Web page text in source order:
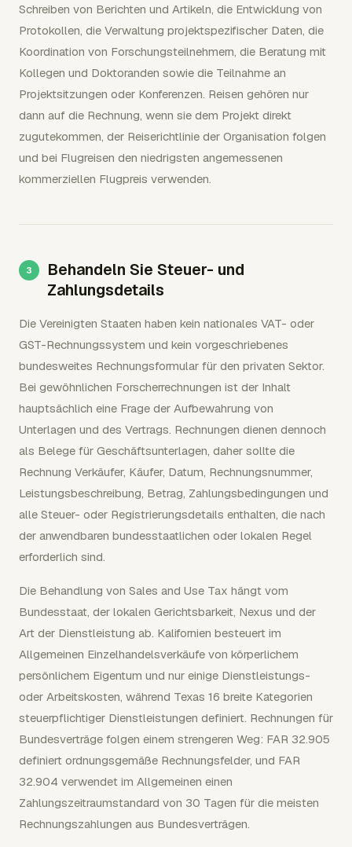
Schreiben von Berichten und Artikeln, die Entwicklung von
Protokollen, die Verwaltung projektspezifischer Daten, die
Koordination von Forschungsteilnehmern, die Beratung mit
Kollegen und Doktoranden sowie die Teilnahme an
Projektsitzungen oder Konferenzen. Reisen gehören nur
dann auf die Rechnung, wenn sie dem Projekt direkt
zugutekommen, der Reiserichtlinie der Organisation folgen
und bei Flugreisen den niedrigsten angemessenen
kommerziellen Flugpreis verwenden.
Behandeln Sie Steuer- und
Zahlungsdetails
Die Vereinigten Staaten haben kein nationales VAT- oder
GST-Rechnungssystem und kein vorgeschriebenes
bundesweites Rechnungsformular für den privaten Sektor.
Bei gewöhnlichen Forscherrechnungen ist der Inhalt
hauptsächlich eine Frage der Aufbewahrung von
Unterlagen und des Vertrags. Rechnungen dienen dennoch
als Belege für Geschäftsunterlagen, daher sollte die
Rechnung Verkäufer, Käufer, Datum, Rechnungsnummer,
Leistungsbeschreibung, Betrag, Zahlungsbedingungen und
alle Steuer- oder Registrierungsdetails enthalten, die nach
der anwendbaren bundesstaatlichen oder lokalen Regel
erforderlich sind.
Die Behandlung von Sales and Use Tax hängt vom
Bundesstaat, der lokalen Gerichtsbarkeit, Nexus und der
Art der Dienstleistung ab. Kalifornien besteuert im
Allgemeinen Einzelhandelsverkäufe von körperlichem
persönlichem Eigentum und nur einige Dienstleistungs-
oder Arbeitskosten, während Texas 16 breite Kategorien
steuerpflichtiger Dienstleistungen definiert. Rechnungen für
Bundesverträge folgen einem strengeren Weg: FAR 32.905
definiert ordnungsgemäße Rechnungsfelder, und FAR
32.904 verwendet im Allgemeinen einen
Zahlungszeitraumstandard von 30 Tagen für die meisten
Rechnungszahlungen aus Bundesverträgen.